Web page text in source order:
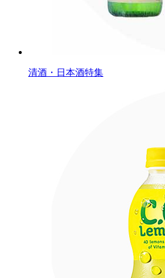
清酒・日本酒特集